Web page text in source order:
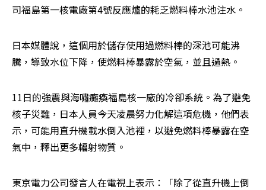
司福島第一核電廠第4號反應爐的耗乏燃料棒水池注水。
日本媒體說，這個用於儲存使用過燃料棒的深池可能沸
騰，導致水位下降，使燃料棒暴露於空氣，並且過熱。
11日的強震與海嘯癱瘓福島核一廠的冷卻系統。為了避免
核子災難，日本人員今天凌晨努力化解這項危機，他們表
示，可能用直升機載水倒入池裡，以避免燃料棒暴露在空
氣中，釋出更多輻射物質。
東京電力公司發言人在電視上表示：「除了從直升機上倒